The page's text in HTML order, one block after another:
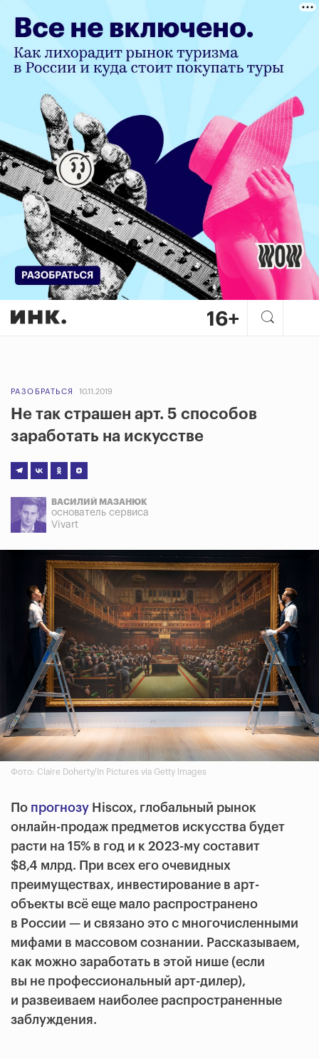
РАЗОБРАТЬСЯ 10.11.2019
Не так страшен арт. 5 способов
заработать на искусстве
ВАСИЛИЙ МАЗАНЮК
основатель сервиса
Vivart
Фото: Claire Doherty/In Pictures via Getty Images
По прогнозу Hiscox, глобальный рынок
онлайн-продаж предметов искусства будет
расти на 15% в год и к 2023-му составит
$8,4 млрд. При всех его очевидных
преимуществах, инвестирование в арт-
объекты всё еще мало распространено
в России — и связано это с многочисленными
мифами в массовом сознании. Рассказываем,
как можно заработать в этой нише (если
вы не профессиональный арт-дилер),
и развеиваем наиболее распространенные
заблуждения.